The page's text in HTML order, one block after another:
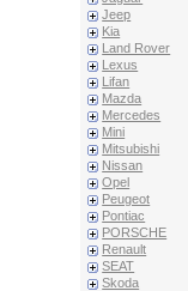
Jeep
Kia
Land Rover
Lexus
Lifan
Mazda
Mercedes
Mini
Mitsubishi
Nissan
Opel
Peugeot
Pontiac
PORSCHE
Renault
SEAT
Skoda